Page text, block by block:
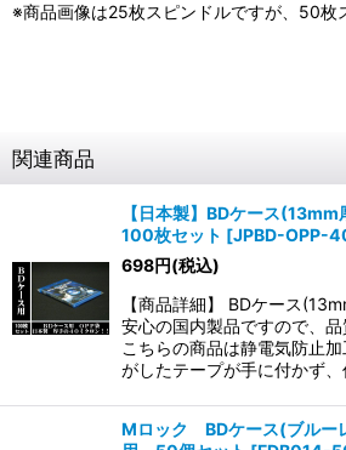
※商品画像は25枚スピンドルですが、50枚
関連商品
【日本製】BDケース
100枚セット [JPBD-OPP-
698円(税込)
【商品詳細】 BDケース
安心の国内製品ですので、
こちらの商品は静電気防止
がしたテープが手に付かず
Mロック BDケース(ブル